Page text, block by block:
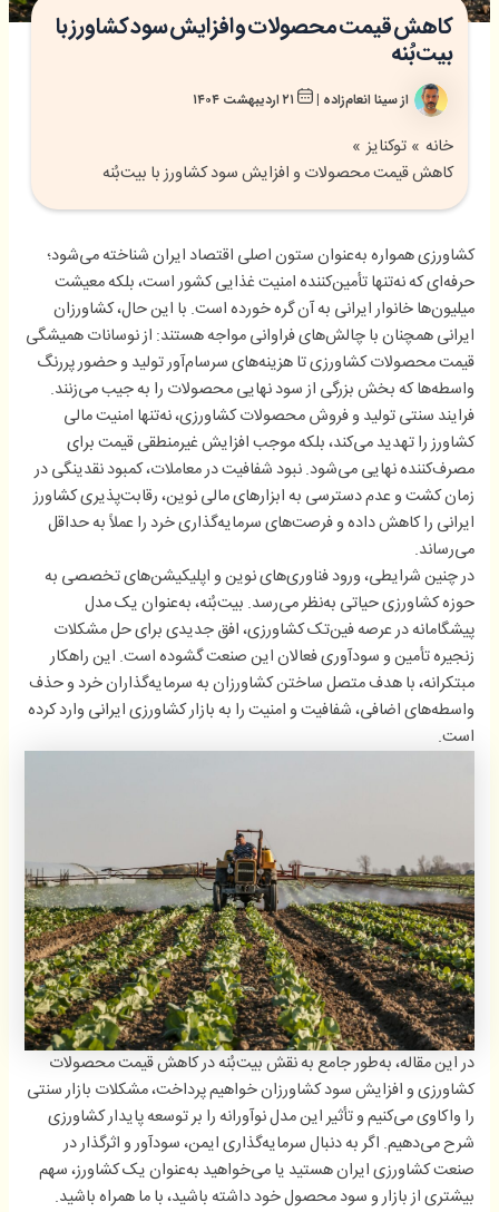
کاهش قیمت محصولات و افزایش سود کشاورز با
بیت‌بُنه
ازسینا انعام‌زاده |
خانه
توکنایز
کاهش قیمت محصولات و افزایش سود کشاورز با بیت‌بُنه
کشاورزی همواره به‌عنوان ستون اصلی اقتصاد ایران شناخته می‌شود؛
حرفه‌ای که نه‌تنها تأمین‌کننده امنیت غذایی کشور است، بلکه معیشت
میلیون‌ها خانوار ایرانی به آن گره خورده است. با این حال، کشاورزان
ایرانی همچنان با چالش‌های فراوانی مواجه هستند: از نوسانات همیشگی
قیمت محصولات کشاورزی تا هزینه‌های سرسام‌آور تولید و حضور پررنگ
واسطه‌ها که بخش بزرگی از سود نهایی محصولات را به جیب می‌زنند.
فرایند سنتی تولید و فروش محصولات کشاورزی، نه‌تنها امنیت مالی
کشاورز را تهدید می‌کند، بلکه موجب افزایش غیرمنطقی قیمت برای
مصرف‌کننده نهایی می‌شود. نبود شفافیت در معاملات، کمبود نقدینگی در
زمان کشت و عدم دسترسی به ابزارهای مالی نوین، رقابت‌پذیری کشاورز
ایرانی را کاهش داده و فرصت‌های سرمایه‌گذاری خرد را عملاً به حداقل
می‌رساند.
در چنین شرایطی، ورود فناوری‌های نوین و اپلیکیشن‌های تخصصی به
حوزه کشاورزی حیاتی به‌نظر می‌رسد. بیت‌بُنه، به‌عنوان یک مدل
پیشگامانه در عرصه فین‌تک کشاورزی، افق جدیدی برای حل مشکلات
زنجیره تأمین و سودآوری فعالان این صنعت گشوده است. این راهکار
مبتکرانه، با هدف متصل ساختن کشاورزان به سرمایه‌گذاران خرد و حذف
واسطه‌های اضافی، شفافیت و امنیت را به بازار کشاورزی ایرانی وارد کرده
است.
در این مقاله، به‌طور جامع به نقش بیت‌بُنه در کاهش قیمت محصولات
کشاورزی و افزایش سود کشاورزان خواهیم پرداخت، مشکلات بازار سنتی
را واکاوی می‌کنیم و تأثیر این مدل نوآورانه را بر توسعه پایدار کشاورزی
شرح می‌دهیم. اگر به دنبال سرمایه‌گذاری ایمن، سودآور و اثرگذار در
صنعت کشاورزی ایران هستید یا می‌خواهید به‌عنوان یک کشاورز، سهم
بیشتری از بازار و سود محصول خود داشته باشید، با ما همراه باشید.